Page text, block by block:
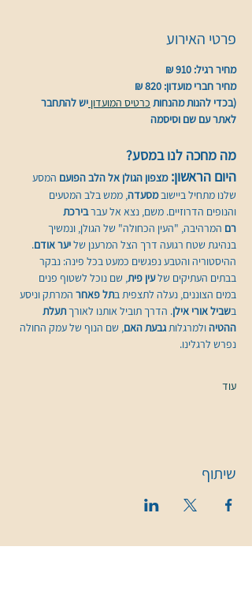
פרטי האירוע
מחיר רגיל: 910 ₪
מחיר חברי מועדון: 820 ₪
(בכדי להנות מהנחות כרטיס המועדון יש להתחבר
לאתר עם שם וסיסמה
מה מחכה לנו במסע?
היום הראשון: מצפון הגולן אל הלב הפועם המסע
שלנו מתחיל ביישוב מסעדה, ממש בלב המטעים
והנופים הדרוזיים. משם, נצא אל עבר בירכת
רם המרהיבה, "העין הכחולה" של הגולן, ונמשיך
בנהיגת שטח רגועה דרך הצל המרענן של יער אודם.
ההיסטוריה והטבע נפגשים כמעט בכל פינה: נבקר
בבתים העתיקים של עין פית, שם נוכל לשטוף פנים
במים הצוננים, נעלה לתצפית בתל פאחר המרתק וניסע
בשביל אורי אילן. הדרך תוביל אותנו לאורך תעלת
ההטיה ולמרגלות גבעת האם, שם הנוף של עמק החולה
נפרש לרגלינו.
עוד
שיתוף